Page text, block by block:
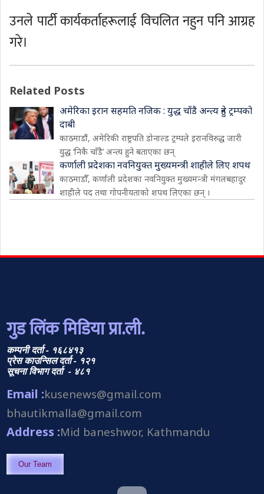
उनले पार्टी कार्यकर्ताहरूलाई विचलित नहुन पनि आग्रह
गरे।
Related Posts
अमेरिका इरान सहमति नजिक : युद्ध चाँडै अन्त्य हुने ट्रम्पको
दाबी
काठमाडौं, अमेरिकी राष्ट्रपति डोनाल्ड ट्रम्पले इरानविरुद्ध जारी
युद्ध ‘निकै चाँडै’ अन्त्य हुने बताएका छन्
कर्णाली प्रदेशका नवनियुक्त मुख्यमन्त्री शाहीले लिए शपथ
काठमाडौँ, कर्णाली प्रदेशका नवनियुक्त मुख्यमन्त्री मंगलबहादुर
शाहीले पद तथा गोपनीयताको शपथ लिएका छन् ।
गुड लिंक मिडिया प्रा.ली.
कम्पनी दर्ता - १६८४१३
प्रेस काउन्सिल दर्ता - १२१
सूचना विभाग दर्ता - ४८१
Email :kusenews@gmail.com
bhautikmalla@gmail.com
Address :Mid baneshwor, Kathmandu
Our Team